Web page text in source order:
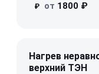
₽ от 1800 ₽
Нагрев
верхний ТЭН